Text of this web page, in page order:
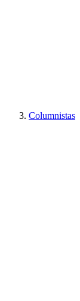
Columnistas